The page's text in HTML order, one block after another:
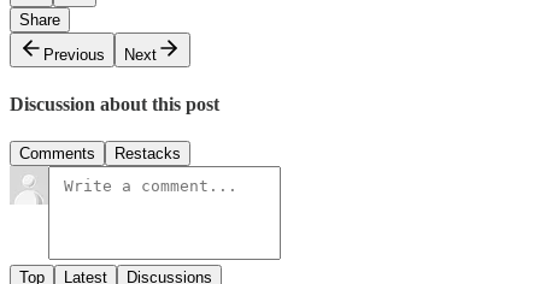
Share
Previous
Next
Discussion about this post
Comments Restacks
Top Latest Discussions